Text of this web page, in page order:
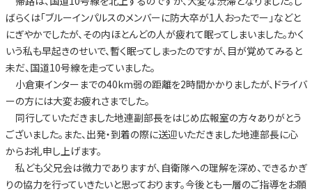
ばらくは「ブルーインパルスのメンバーに防大卒が1人おったでー」などと
にぎやかでしたが、その内ほとんどの人が疲れて眠ってしまいました。かく
いう私も早起きのせいで、暫く眠ってしまったのですが、目が覚めてみると
未だ、国道10号線を走っていました。
小倉東インターまでの40km弱の距離を2時間かかりましたが、ドライバ
ーの方には大変お疲れさまでした。
同行していただきました地連副部長をはじめ広報室の方々ありがとう
ございました。また、出発・到着の際に送迎いただきました地連部長に心
からお礼申し上げます。
私ども父兄会は微力でありますが、自衛隊への理解を深め、できるかぎ
りの協力を行っていきたいと思っております。今後とも一層のご指導をお願